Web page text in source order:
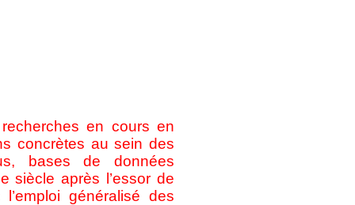
en cours en
concrètes au sein des
bases de données
siècle après l’essor de
généralisé des